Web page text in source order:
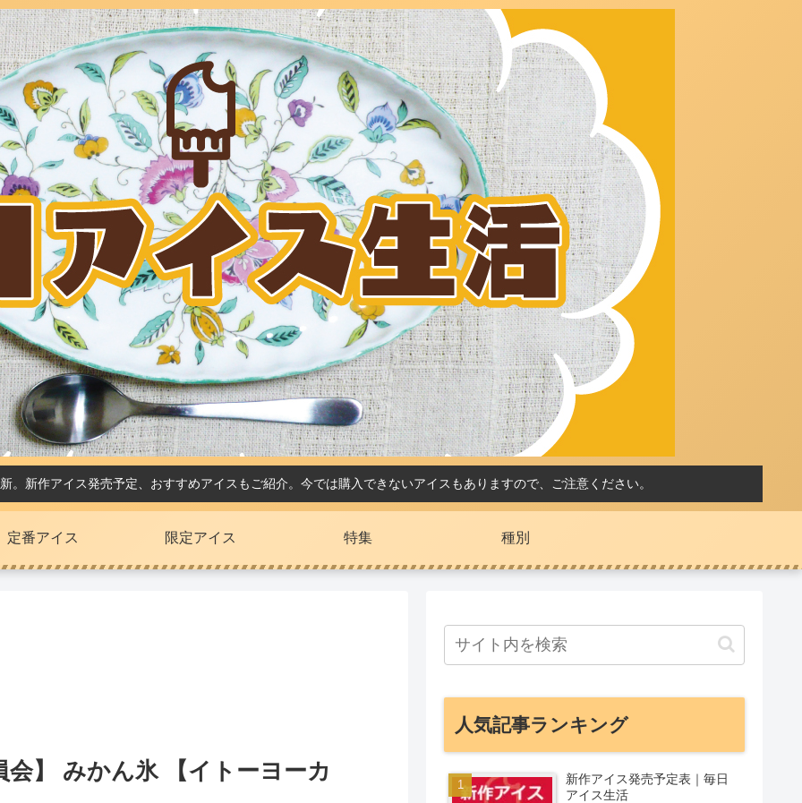
。新作アイス発売予定、おすすめアイスもご紹介。今では購入できないアイスもありますので、ご注意ください。
定番アイス 限定アイス 特集 種別
】 みかん氷 【イトーヨーカ
人気記事ランキング
新作アイス発売予定表｜毎日
アイス生活